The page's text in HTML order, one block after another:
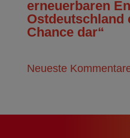
erneuerbaren
Ostdeutschland
Chance dar“
Neueste